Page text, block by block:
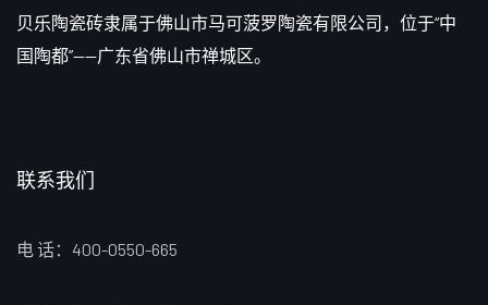
贝乐陶瓷砖隶属于佛山市马可菠罗陶瓷有限公司，位于“中
国陶都”——广东省佛山市禅城区。
联系我们
电 话：400-0550-665